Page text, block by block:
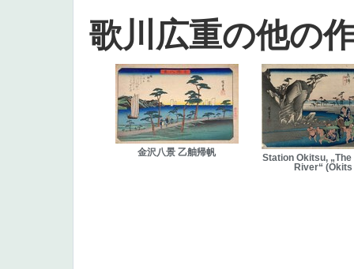
歌川広重の他の
金沢八景 乙舳帰帆
Station Okitsu,
River“ (Okits